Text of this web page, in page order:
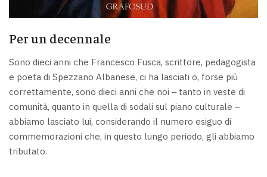
Per un decennale
Sono dieci anni che Francesco Fusca, scrittore, pedagogista
e poeta di Spezzano Albanese, ci ha lasciati o, forse più
correttamente, sono dieci anni che noi ‒ tanto in veste di
comunità, quanto in quella di sodali sul piano culturale ‒
abbiamo lasciato lui, considerando il numero esiguo di
commemorazioni che, in questo lungo periodo, gli abbiamo
tributato.